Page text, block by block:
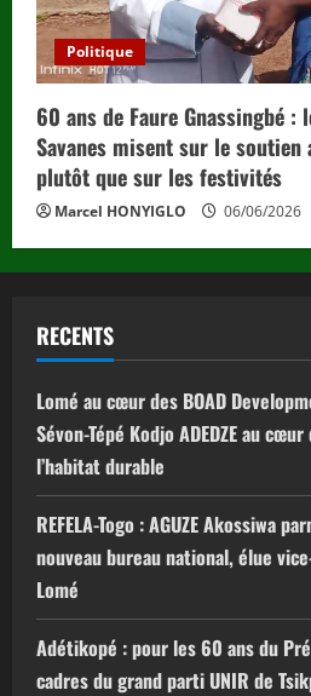
Politique
60 ans de Faure Gnassingbé :
Savanes misent sur le
plutôt que sur les festivités
Marcel HONYIGLO 06/06/2026
RECENTS
Lomé au cœur des BOAD
Sévon-Tépé Kodjo ADEDZE au
l’habitat durable
REFELA-Togo : AGUZE Akossiwa
nouveau bureau national, élue
Lomé
Adétikopé : pour les 60 ans du
cadres du grand parti UNIR de